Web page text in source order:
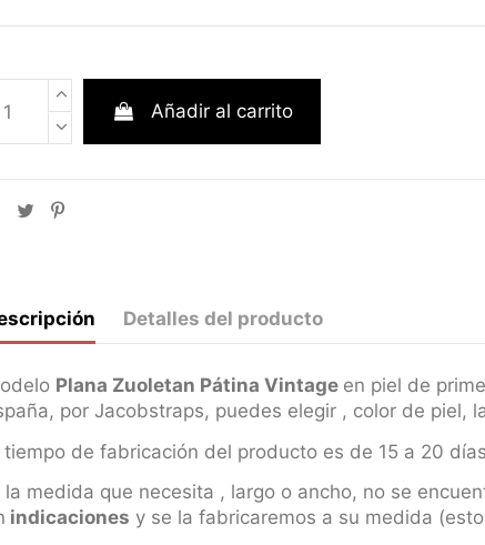
Añadir al carrito
Detalles del producto
Plana Zuoletan Pátina Vintage en piel de
por Jacobstraps, puedes elegir , color de piel,
tiempo de fabricación del producto es de 15 a 20
la medida que necesita , largo o ancho, no se
indicaciones y se la fabricaremos a su medida